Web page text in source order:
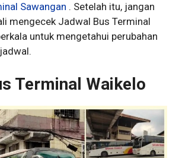
Sawangan . Setelah itu, jangan
mengecek Jadwal Bus Terminal
untuk mengetahui perubahan
Terminal Waikelo